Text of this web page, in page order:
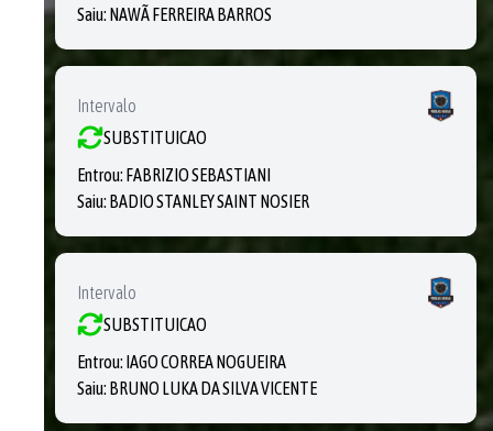
Saiu: NAWÃ FERREIRA BARROS
Intervalo
SUBSTITUICAO
Entrou: FABRIZIO SEBASTIANI
Saiu: BADIO STANLEY SAINT NOSIER
Intervalo
SUBSTITUICAO
Entrou: IAGO CORREA NOGUEIRA
Saiu: BRUNO LUKA DA SILVA VICENTE